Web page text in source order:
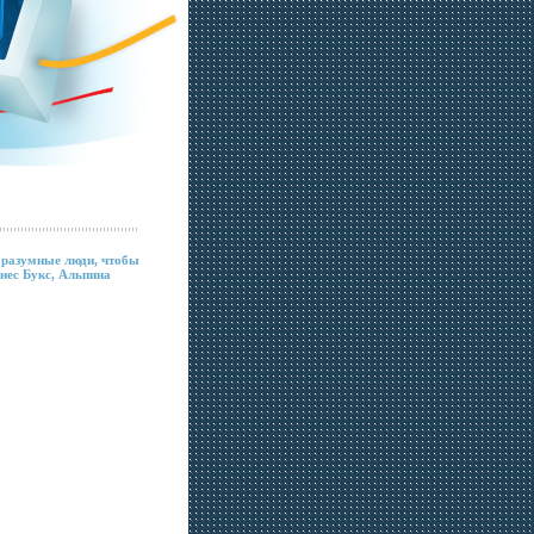
люди, чтобы
Букс, Альпина